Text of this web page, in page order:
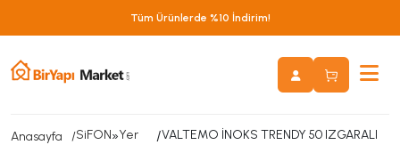
Tüm Ürünlerde %10 İndirim!
Anasayfa SiFON»Yer
/VALTEMO İNOKS TRENDY 50 IZGARALI